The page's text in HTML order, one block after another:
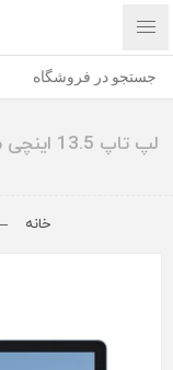
خانه